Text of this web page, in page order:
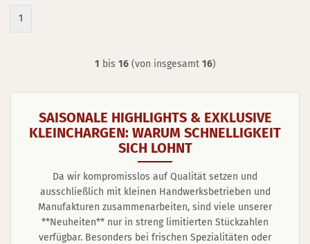
1
1 bis 16(von insgesamt 16)
SAISONALE HIGHLIGHTS & EXKLUSIVE
KLEINCHARGEN: WARUM SCHNELLIGKEIT
SICH LOHNT
Da wir kompromisslos auf Qualität setzen und
ausschließlich mit kleinen Handwerksbetrieben und
Manufakturen zusammenarbeiten, sind viele unserer
**Neuheiten** nur in streng limitierten Stückzahlen
verfügbar. Besonders bei frischen Spezialitäten oder